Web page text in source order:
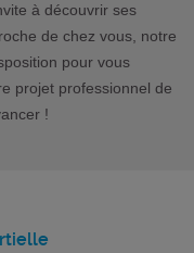
à découvrir ses
de chez vous, notre
pour vous
projet professionnel de
avancer !